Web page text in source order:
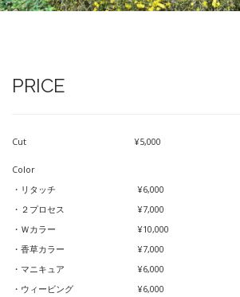
PRICE
Cut ¥5,000
Color
・リタッチ ¥6,000
・２プロセス ¥7,000
・Ｗカラー ¥10,000
・香草カラー ¥7,000
・マニキュア ¥6,000
・ウィービング ¥6,000